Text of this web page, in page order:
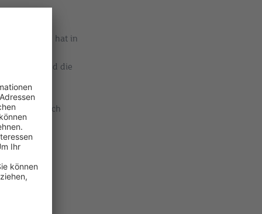
der
arbeitet, hat in
und die
ins
zum
Dritte (auch
die